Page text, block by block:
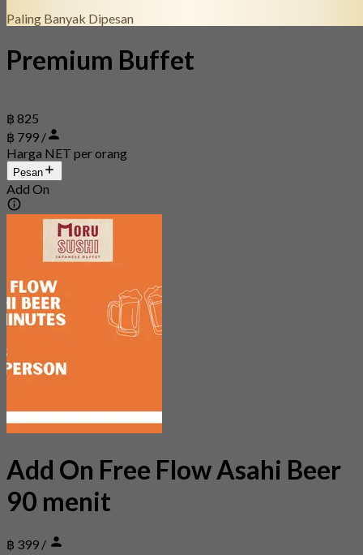
Paling Banyak Dipesan
Premium Buffet
฿ 825
฿ 799 /
Harga NET per orang
Pesan
Add On
Add On Free Flow Asahi Beer
90 menit
฿ 399 /